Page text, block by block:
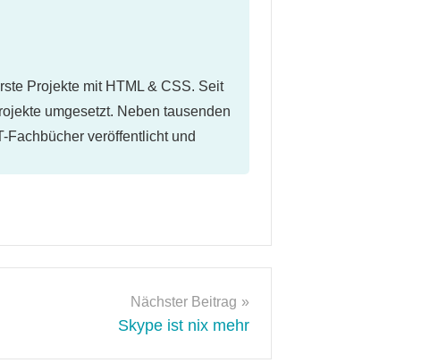
Projekte mit HTML & CSS. Seit
umgesetzt. Neben tausenden
Fachbücher veröffentlicht und
Nächster Beitrag
Skype ist nix mehr